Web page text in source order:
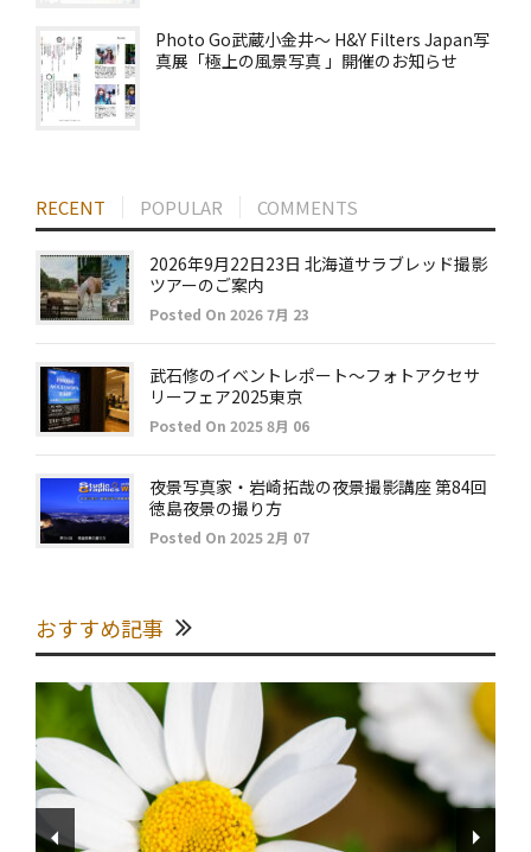
Photo Go武蔵小金井～ H&Y Filters Japan写
真展「極上の風景写真 」開催のお知らせ
RECENT POPULAR COMMENTS
2026年9月22日23日 北海道サラブレッド撮影
ツアーのご案内
Posted On 2026 7月 23
武石修のイベントレポート～フォトアクセサ
リーフェア2025東京
Posted On 2025 8月 06
夜景写真家・岩崎拓哉の夜景撮影講座 第84回
徳島夜景の撮り方
Posted On 2025 2月 07
おすすめ記事